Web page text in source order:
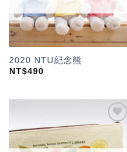
2020 NTU紀念熊
NT$490
望輕